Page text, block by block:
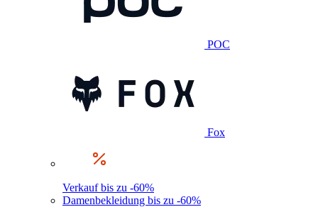
POC
Fox
Verkauf bis zu -60%
Damenbekleidung bis zu -60%